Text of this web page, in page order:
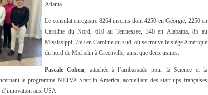
Atlanta.
Le consulat enregistre 8264 inscrits dont 4250 en Géorgie, 2250 en
Caroline du Nord, 610 au Tennessee, 340 en Alabama, 85 au
Mississippi, 750 en Caroline du sud, où se trouve le siège Amérique
du nord de Michelin à Greenville, ainsi que deux usines.
Pascale Cohen, attachée à l’ambassade pour la Science et la
le programme NETVA-Start in America, accueillant des start-ups françaises
d’innovation aux USA.